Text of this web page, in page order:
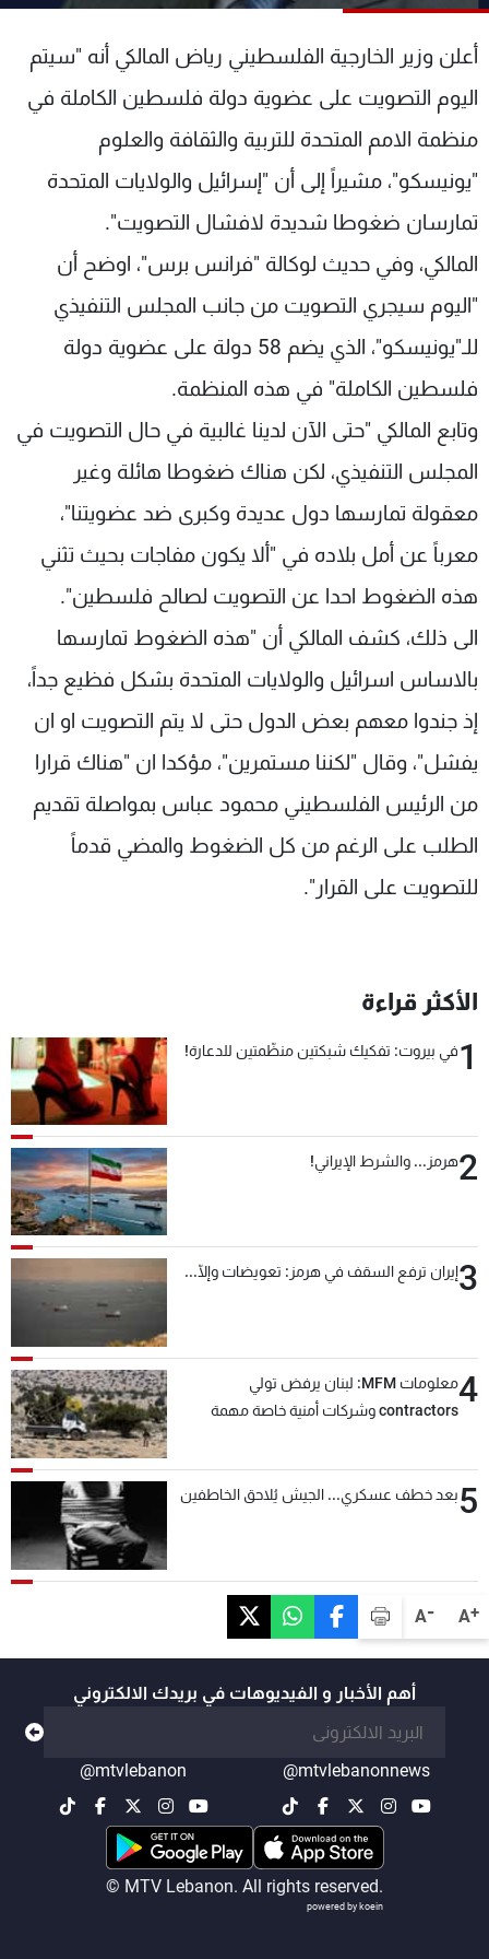
A+
A-
أعلن وزير الخارجية الفلسطيني رياض المالكي أنه "سيتم
اليوم التصويت على عضوية دولة فلسطين الكاملة في
منظمة الامم المتحدة للتربية والثقافة والعلوم
"يونيسكو"، مشيراً إلى أن "إسرائيل والولايات المتحدة
تمارسان ضغوطا شديدة لافشال التصويت".
المالكي، وفي حديث لوكالة "فرانس برس"، اوضح أن
"اليوم سيجري التصويت من جانب المجلس التنفيذي
للـ"يونيسكو"، الذي يضم 58 دولة على عضوية دولة
فلسطين الكاملة" في هذه المنظمة.
وتابع المالكي "حتى الآن لدينا غالبية في حال التصويت في
المجلس التنفيذي، لكن هناك ضغوطا هائلة وغير
معقولة تمارسها دول عديدة وكبرى ضد عضويتنا"،
معرباً عن أمل بلاده في "ألا يكون مفاجات بحيث تثني
هذه الضغوط احدا عن التصويت لصالح فلسطين".
الى ذلك، كشف المالكي أن "هذه الضغوط تمارسها
بالاساس اسرائيل والولايات المتحدة بشكل فظيع جداً،
إذ جندوا معهم بعض الدول حتى لا يتم التصويت او ان
يفشل"، وقال "لكننا مستمرين"، مؤكدا ان "هناك قرارا
من الرئيس الفلسطيني محمود عباس بمواصلة تقديم
الطلب على الرغم من كل الضغوط والمضي قدماً
للتصويت على القرار".
الأكثر قراءة
1في بيروت: تفكيك شبكتين منظّمتين للدعارة!
2هرمز... والشرط الإيراني!
3إيران ترفع السقف في هرمز: تعويضات وإلّا...
4
معلومات MFM: لبنان يرفض تولي
contractors وشركات أمنية خاصة مهمة
5بعد خطف عسكري... الجيش يُلاحق الخاطفين
أهم الأخبار و الفيديوهات في بريدك الالكتروني
@mtvlebanonnews
@mtvlebanon
© MTV Lebanon. All rights reserved.
powered by koein
الترددات
الإنـتـاج
لاعلاناتكم
تواصل معنا
شروط الإسـتخدام
سياسة الخصوصية